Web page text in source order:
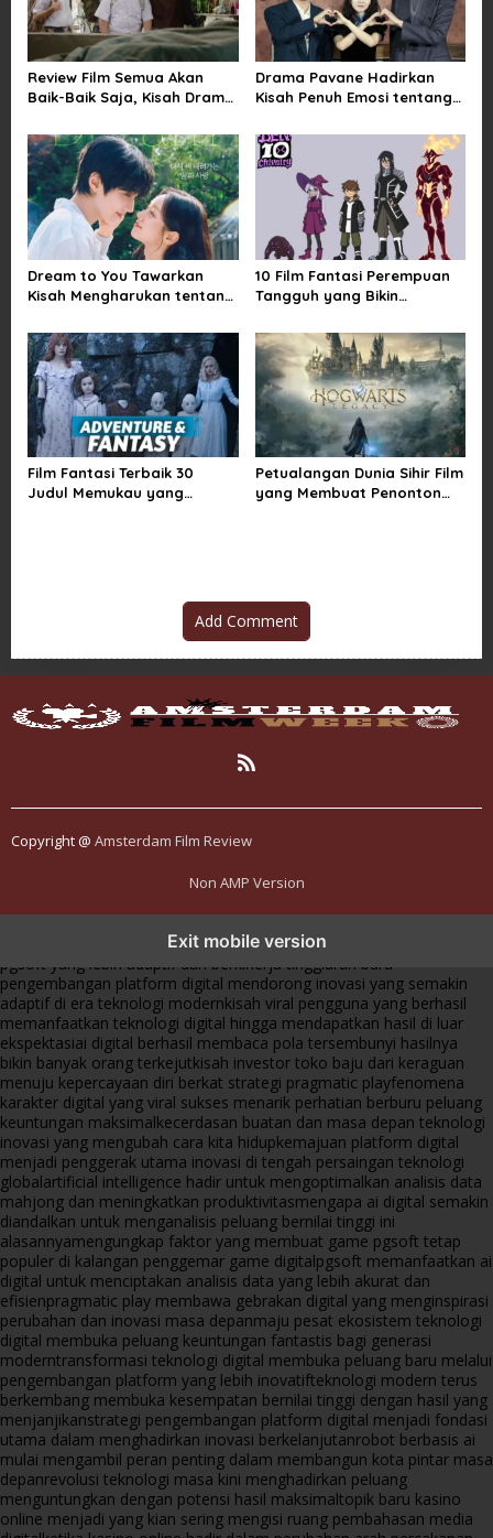
g
a
t
i
o
n
Review Film Semua Akan
Baik-Baik Saja, Kisah Drama
tentang Kehilangan dan
Harapan
Drama Pavane Hadirkan
Kisah Penuh Emosi tentang
Kesempatan Memulai
Kembali
Dream to You Tawarkan
Kisah Mengharukan tentang
yang Sempat Tertunda
10 Film Fantasi Perempuan
Tangguh yang Bikin
Damsel
Film Fantasi Terbaik 30
Judul Memukau yang
Petualangan Dunia Sihir Film
yang Membuat Penonton
Add Comment
Copyright @ Amsterdam Film Review
Non AMP Version
Exit mobile version
menghadirkan inovasi berkualitasai digital menjadi kunci analisis data
pgsoft yang lebih adaptif dan berkinerja tinggiarah baru
pengembangan platform digital mendorong inovasi yang semakin
adaptif di era teknologi modernkisah viral pengguna yang berhasil
memanfaatkan teknologi digital hingga mendapatkan hasil di luar
ekspektasiai digital berhasil membaca pola tersembunyi hasilnya
bikin banyak orang terkejutkisah investor toko baju dari keraguan
menuju kepercayaan diri berkat strategi pragmatic playfenomena
karakter digital yang viral sukses menarik perhatian berburu peluang
keuntungan maksimalkecerdasan buatan dan masa depan teknologi
inovasi yang mengubah cara kita hidupkemajuan platform digital
menjadi penggerak utama inovasi di tengah persaingan teknologi
globalartificial intelligence hadir untuk mengoptimalkan analisis data
mahjong dan meningkatkan produktivitasmengapa ai digital semakin
diandalkan untuk menganalisis peluang bernilai tinggi ini
alasannyamengungkap faktor yang membuat game pgsoft tetap
populer di kalangan penggemar game digitalpgsoft memanfaatkan ai
digital untuk menciptakan analisis data yang lebih akurat dan
efisienpragmatic play membawa gebrakan digital yang menginspirasi
perubahan dan inovasi masa depanmaju pesat ekosistem teknologi
digital membuka peluang keuntungan fantastis bagi generasi
moderntransformasi teknologi digital membuka peluang baru melalui
pengembangan platform yang lebih inovatifteknologi modern terus
berkembang membuka kesempatan bernilai tinggi dengan hasil yang
menjanjikanstrategi pengembangan platform digital menjadi fondasi
utama dalam menghadirkan inovasi berkelanjutanrobot berbasis ai
mulai mengambil peran penting dalam membangun kota pintar masa
depanrevolusi teknologi masa kini menghadirkan peluang
menguntungkan dengan potensi hasil maksimaltopik baru kasino
online menjadi yang kian sering mengisi ruang pembahasan media